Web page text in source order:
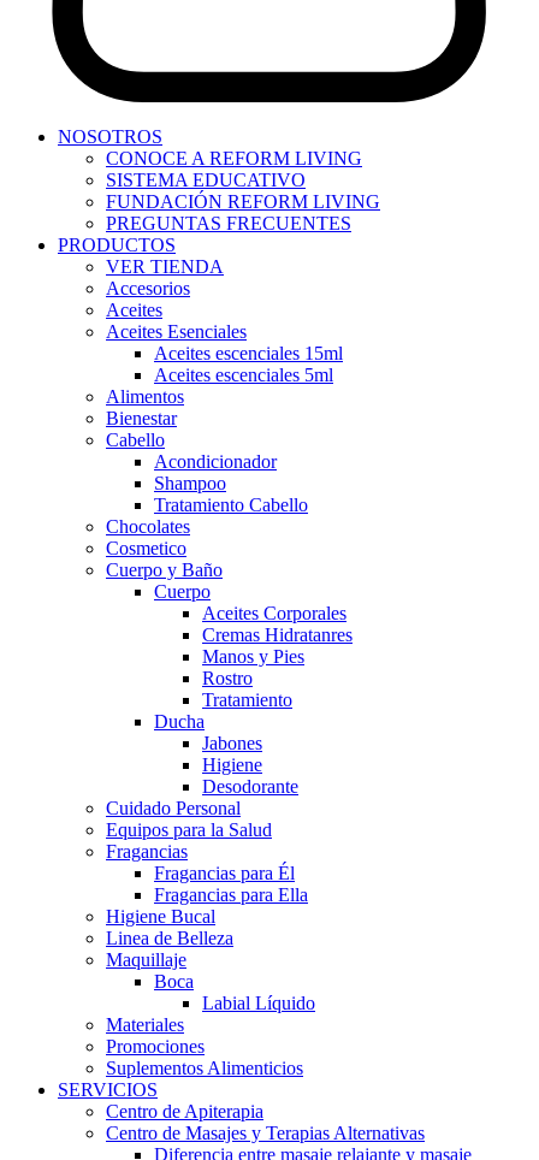
NOSOTROS
CONOCE A REFORM LIVING
SISTEMA EDUCATIVO
FUNDACIÓN REFORM LIVING
PREGUNTAS FRECUENTES
PRODUCTOS
VER TIENDA
Accesorios
Aceites
Aceites Esenciales
Aceites escenciales 15ml
Aceites escenciales 5ml
Alimentos
Bienestar
Cabello
Acondicionador
Shampoo
Tratamiento Cabello
Chocolates
Cosmetico
Cuerpo y Baño
Cuerpo
Aceites Corporales
Cremas Hidratanres
Manos y Pies
Rostro
Tratamiento
Ducha
Jabones
Higiene
Desodorante
Cuidado Personal
Equipos para la Salud
Fragancias
Fragancias para Él
Fragancias para Ella
Higiene Bucal
Linea de Belleza
Maquillaje
Boca
Labial Líquido
Materiales
Promociones
Suplementos Alimenticios
SERVICIOS
Centro de Apiterapia
Centro de Masajes y Terapias Alternativas
Diferencia entre masaje relajante y masaje